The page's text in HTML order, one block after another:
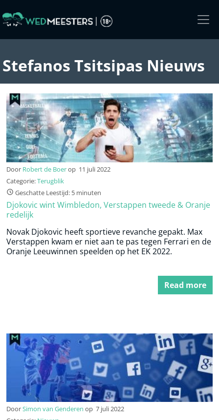
to
Stefanos Tsitsipas Nieuws
Door Robert de Boerop 11 juli 2022
Categorie:Terugblik
Geschatte Leestijd: 5 minuten
Djokovic wint Wimbledon, Verstappen tweede & Oranje
redelijk
Novak Djokovic heeft sportieve revanche gepakt. Max
Verstappen kwam er niet aan te pas tegen Ferrari en de
Oranje Leeuwinnen speelden op het EK 2022.
Read more
DoorSimon van Genderen op 7 juli 2022